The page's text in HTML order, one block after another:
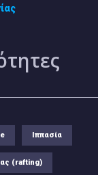
Ιππασία
(rafting)